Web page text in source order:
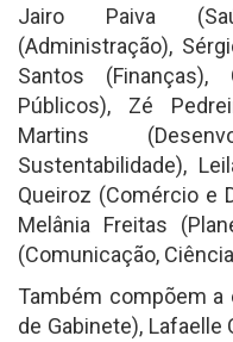
Jairo Paiva
(Administração),
Santos (Finanças),
Públicos), Zé
Martins
Sustentabilidade),
Queiroz (Comércio e
Melânia Freitas
(Comunicação,
Também compõem a
de Gabinete), Lafaelle